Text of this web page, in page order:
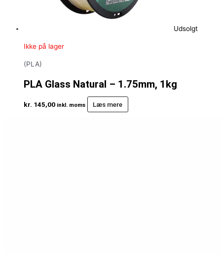
Udsolgt
Ikke på lager
(PLA)
PLA Glass Natural – 1.75mm, 1kg
kr. 145,00 inkl. moms Læs mere